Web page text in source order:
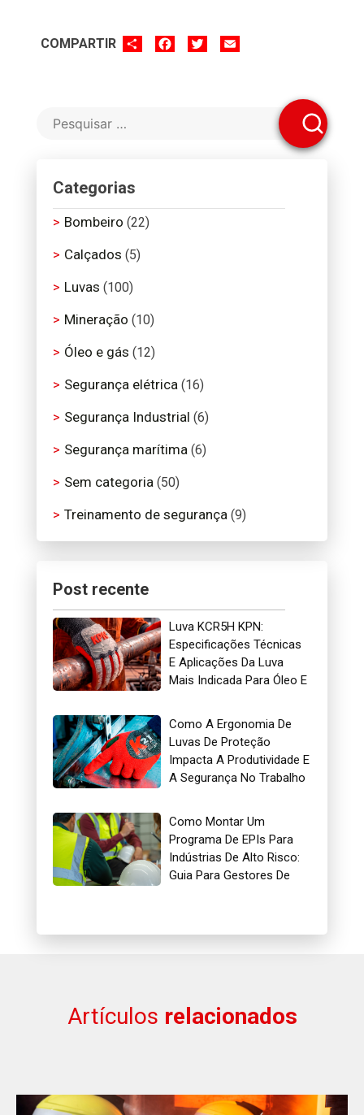
COMPARTIR SHARE FACEBOOKTWITTER
Categorias
Bombeiro (22)
Calçados (5)
Luvas (100)
Mineração (10)
Óleo e gás (12)
Segurança elétrica (16)
Segurança Industrial (6)
Segurança marítima (6)
Sem categoria (50)
Treinamento de segurança (9)
Post recente
Luva KCR5H KPN:
Especificações Técnicas
E Aplicações Da Luva
Mais Indicada Para Óleo E
Como A Ergonomia De
Luvas De Proteção
Impacta A Produtividade E
A Segurança No Trabalho
Como Montar Um
Programa De EPIs Para
Indústrias De Alto Risco:
Guia Para Gestores De
Artículos relacionados